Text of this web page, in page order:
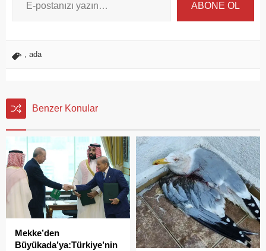
ABONE OL
, ada
Benzer Konular
Mekke’den
Büyükada’ya:Türkiye’nin